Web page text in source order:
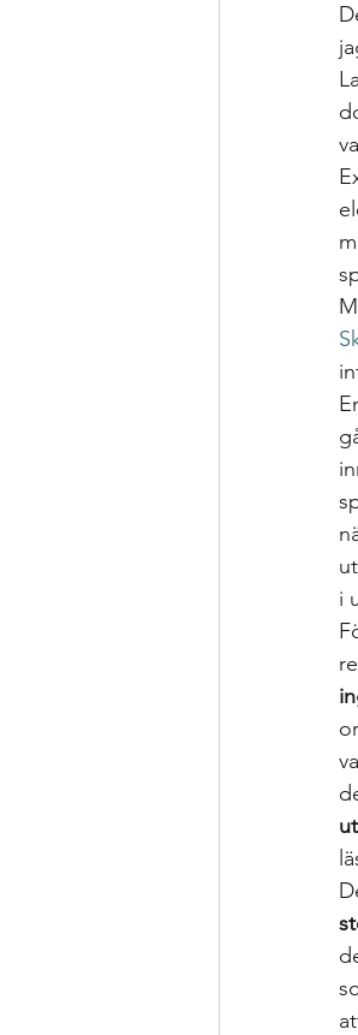
Kollegialt
Strategier
i